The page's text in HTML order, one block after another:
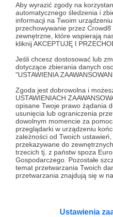
Aby wyrazić zgody na
automatycznego śledzenia i
informacji na Twoim
przechowywanie przez
zewnętrzne, które wspierają
kliknij AKCEPTUJĘ I
Jeśli chcesz dostosować lub
dotyczące zbierania danych
"USTAWIENIA
Zgoda jest dobrowolna i
USTAWIENIACH
opisane Twoje prawo żądania
usunięcia lub ograniczenia
dowolnym momencie za
przeglądarki w urządzeniu
zależności od Twoich
przekazywane do
trzecich tj. z państw spoza
Gospodarczego. Pozostałe
temat przetwarzania Twoich
przetwarzania znajdują się w
Ustawienia
dwóch lat daje mi paliwo
dużej mierze jest
trwającego u mnie
Tym paliwem jest idea,
umysłu po
przeczytaniu kilku książek
próbujących zebrać całą
w jeden spójny koncept.
zrozumiała i naturalna
właśnie działałem wraz z
współpracowników.
teorii.
Idea ta nadała mojemu
uświadomiła mi,cotak na
opartych na 3
Cele
wypływamy na szerokie
1 000 zł
miesięcznie
1 000 zł
brakuje
0%
Mój przekaz rozchodzi się
organicznie. My, innowatorzy
potrzebujemy Early
brutalnych praw marketingu.